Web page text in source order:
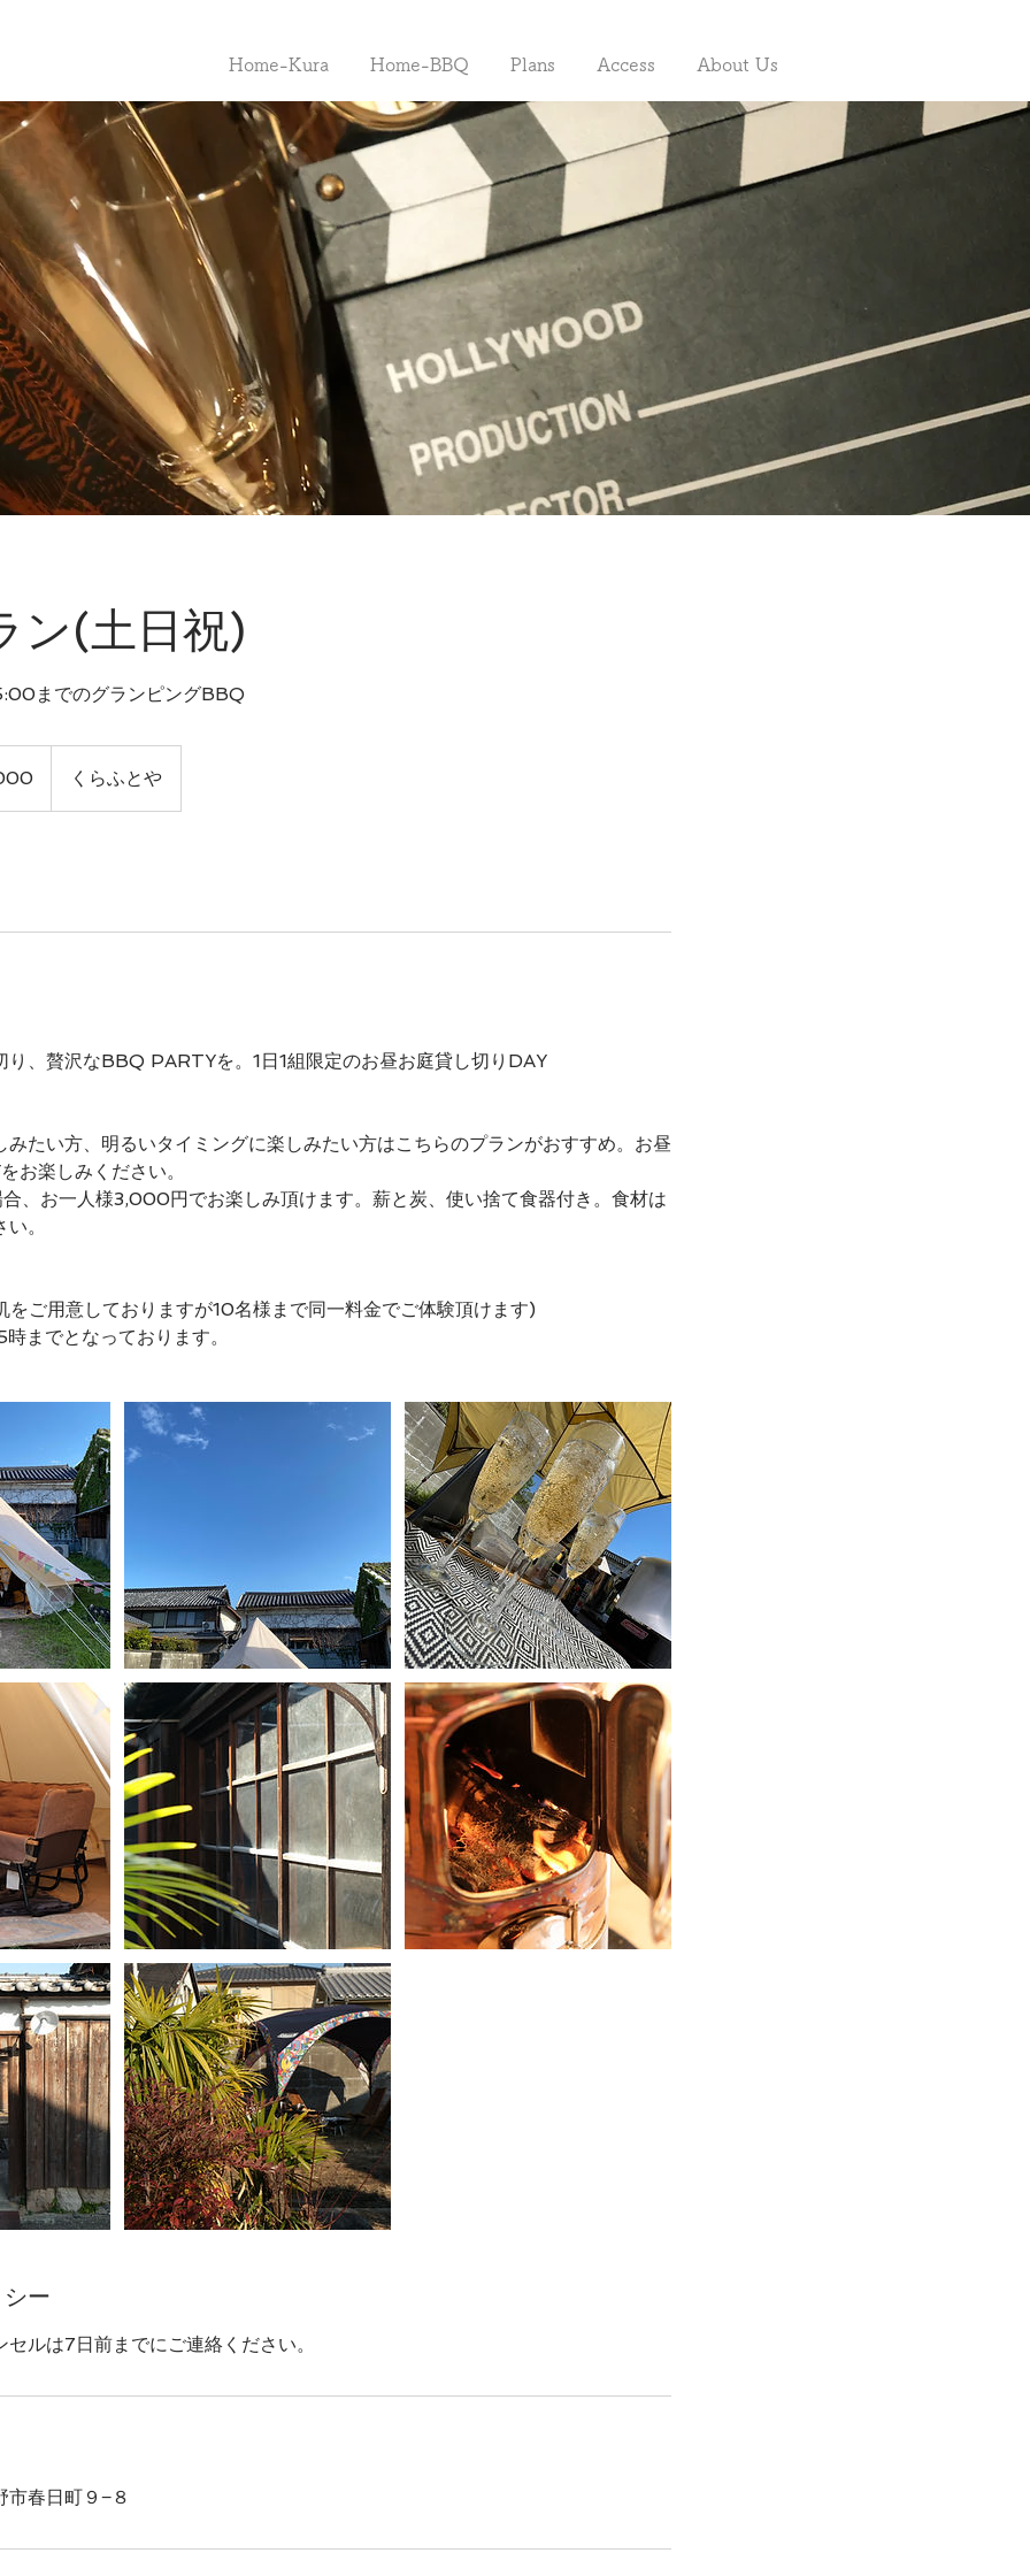
Home-Kura Home-BBQ Plans Access About Us
ン(土日祝)
までのグランピングBBQ
くらふとや
り、贅沢なBBQ PARTYを。1日1組限定のお昼お庭貸し切りDAY
みたい方、明るいタイミングに楽しみたい方はこちらのプランがおすすめ。お昼
お楽しみください。
、お一人様3,000円でお楽しみ頂けます。薪と炭、使い捨て食器付き。食材は
。
をご用意しておりますが10名様まで同一料金でご体験頂けます)
ー
ルは7日前までにご連絡ください。
市春日町９−８